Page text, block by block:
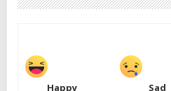
Happy Sad